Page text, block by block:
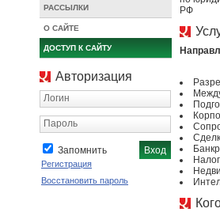
РАССЫЛКИ
О САЙТЕ
ДОСТУП К САЙТУ
Авторизация
Логин
Пароль
Запомнить
Регистрация
Восстановить пароль
РФ